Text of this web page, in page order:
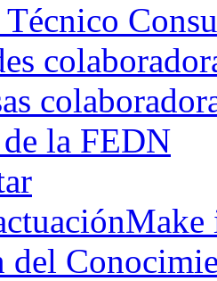
la FEDN
del